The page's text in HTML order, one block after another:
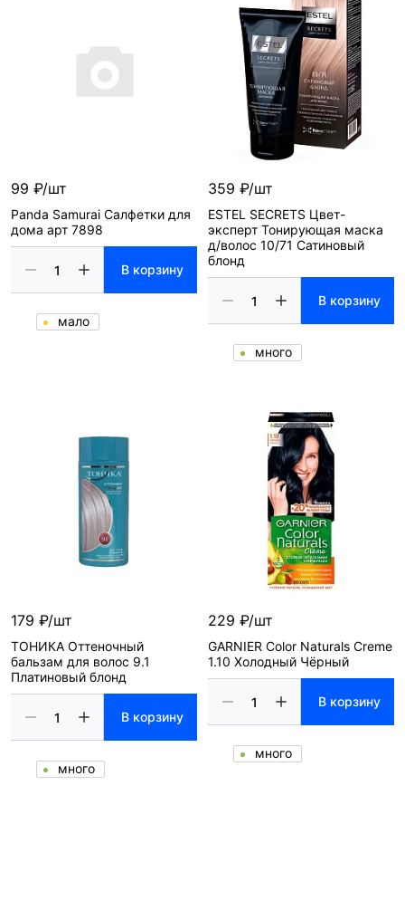
99 ₽/шт
Panda Samurai Салфетки для
дома арт 7898
В корзину
мало
359 ₽/шт
ESTEL SECRETS Цвет-
эксперт Тонирующая маска
д/волос 10/71 Сатиновый
блонд
В корзину
много
179 ₽/шт
ТОНИКА Оттеночный
бальзам для волос 9.1
Платиновый блонд
В корзину
много
229 ₽/шт
GARNIER Color Naturals Creme
1.10 Холодный Чёрный
В корзину
много